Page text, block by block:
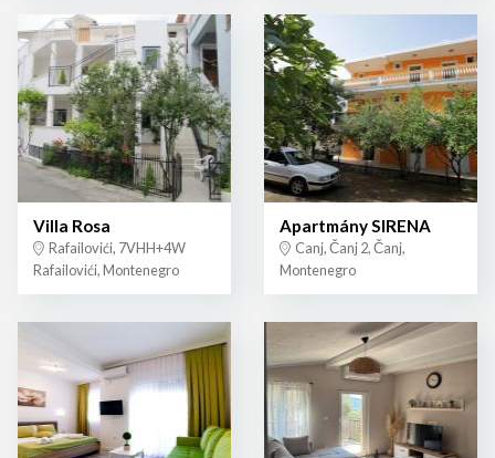
Villa Rosa
Rafailovići, 7VHH+4W
Rafailovići, Montenegro
Apartmány SIRENA
Canj, Čanj 2, Čanj,
Montenegro